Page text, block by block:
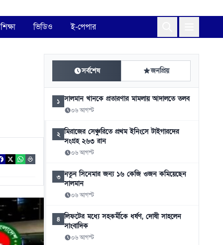
শিক্ষা ভিডিও ই-পেপার
সর্বশেষ জনপ্রিয়
১ সালমান খানকে প্রতারণার মামলায় আদালতে তলব
০৬ আগস্ট
২ মিরাজের সেঞ্চুরিতে প্রথম ইনিংসে টাইগারদের
সংগ্রহ ২৬৩ রান
০৬ আগস্ট
৩ নতুন সিনেমার জন্য ১৬ কেজি ওজন কমিয়েছেন
সালমান
০৬ আগস্ট
৪ লিফটের মধ্যে সহকর্মীকে ধর্ষণ, দোষী সাহলেন
সাংবাদিক
০৬ আগস্ট